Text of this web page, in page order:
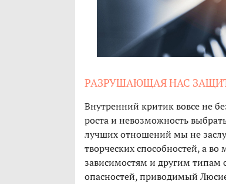
РАЗРУШАЮЩАЯ НАС
Внутренний критик вовсе не
роста и невозможность
лучших отношений мы не
творческих способностей, а
зависимостям и другим типам
опасностей, приводимый